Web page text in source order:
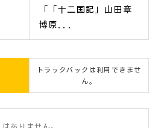
「「十二国記」山田章
博原...
トラックバックは利用できませ
ん。
ありません。